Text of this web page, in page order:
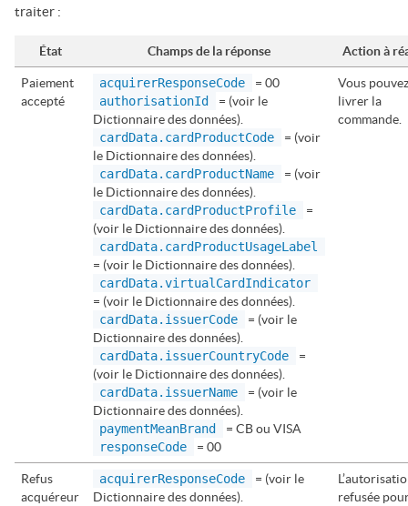
traiter :
État Champs de la réponse Action à
Paiement
accepté
acquirerResponseCode
= 00
authorisationId
= (voir le
Dictionnaire des données).
cardData.cardProductCode
= (voir
le Dictionnaire des données).
cardData.cardProductName
= (voir
le Dictionnaire des données).
cardData.cardProductProfile
=
(voir le Dictionnaire des données).
cardData.cardProductUsageLabel
= (voir le Dictionnaire des données).
cardData.virtualCardIndicator
= (voir le Dictionnaire des données).
cardData.issuerCode
= (voir le
Dictionnaire des données).
cardData.issuerCountryCode
=
(voir le Dictionnaire des données).
cardData.issuerName
= (voir le
Dictionnaire des données).
paymentMeanBrand
= CB ou VISA
responseCode
= 00
Vous
livrer la
commande.
Refus
acquéreur
acquirerResponseCode
= (voir le
Dictionnaire des données).
refusée